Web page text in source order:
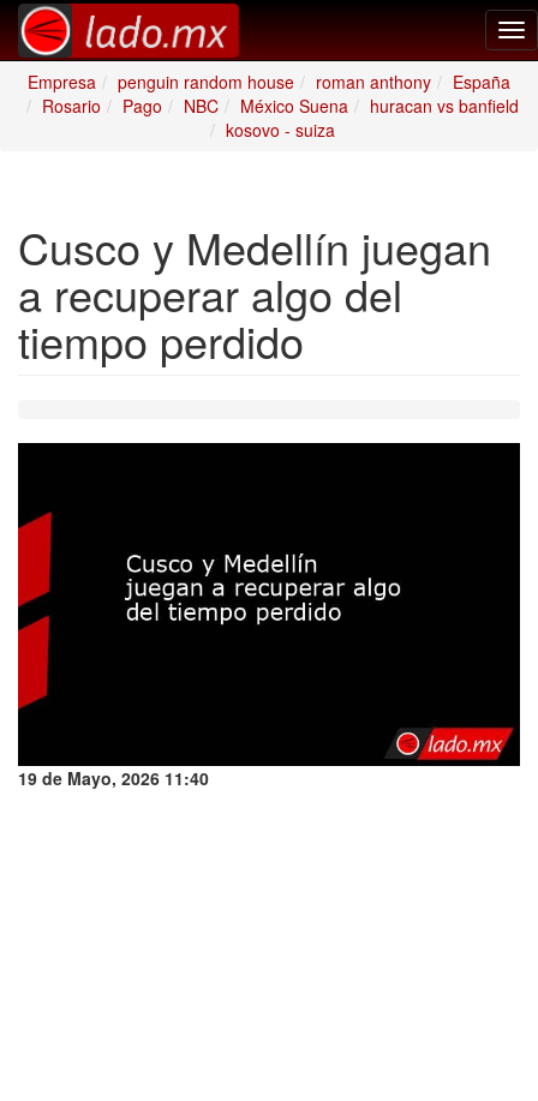
Empresa
penguin random house roman anthony
España
Rosario
Pago NBC México Suena
huracan vs banfield
kosovo - suiza
Cusco y Medellín juegan
a recuperar algo del
tiempo perdido
19 de Mayo, 2026 11:40